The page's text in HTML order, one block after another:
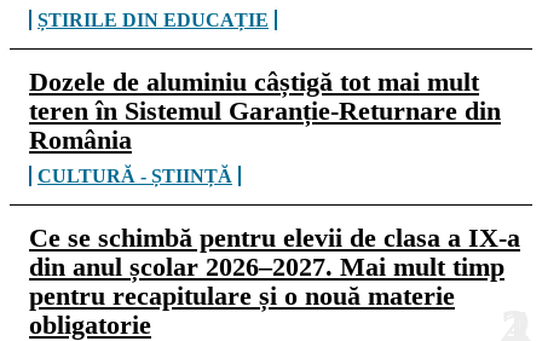
ȘTIRILE DIN EDUCAȚIE
Dozele de aluminiu câștigă tot mai mult
teren în Sistemul Garanție-Returnare din
România
CULTURĂ - ȘTIINȚĂ
Ce se schimbă pentru elevii de clasa a IX-a
din anul școlar 2026–2027. Mai mult timp
pentru recapitulare și o nouă materie
obligatorie